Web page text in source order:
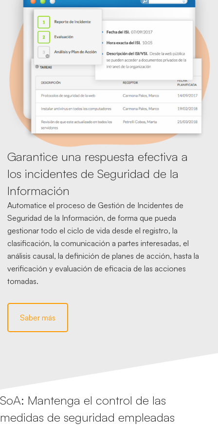
Garantice una respuesta efectiva a
los incidentes de Seguridad de la
Información
Automatice el proceso de Gestión de Incidentes de
Seguridad de la Información, de forma que pueda
gestionar todo el ciclo de vida desde el registro, la
clasificación, la comunicación a partes interesadas, el
análisis causal, la definición de planes de acción, hasta la
verificación y evaluación de eficacia de las acciones
tomadas.
Saber más
SoA: Mantenga el control de las
medidas de seguridad empleadas